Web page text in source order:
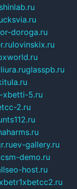
doroga.ru
lovinskix.ru
liura.ruglasspb.ru
xbetti-5.ru
2.ru
ev-gallery.ru
csm-demo.ru
host.ru